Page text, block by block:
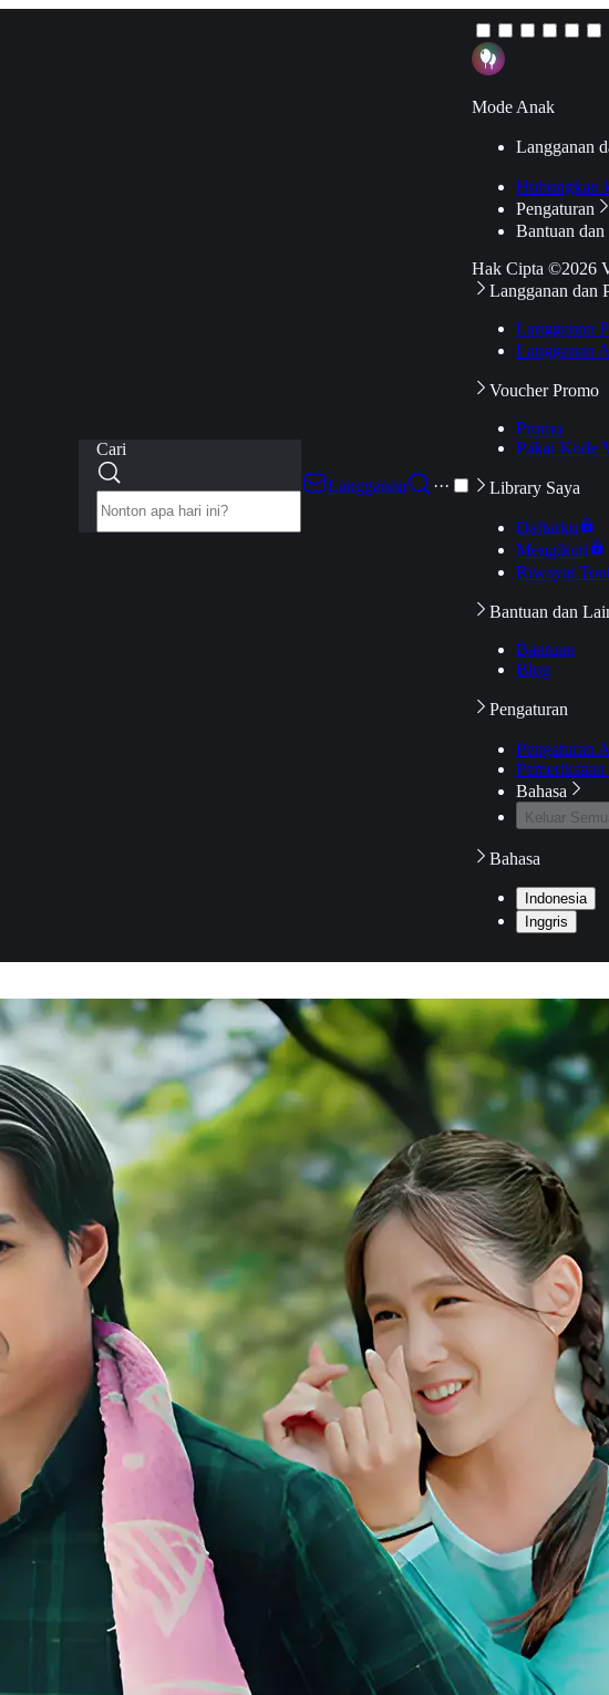
Cari
Langganan
···
Mode Anak
Langganan
Hubungkan
Pengaturan
Bantuan
Hak Cipta ©2026
Langganan dan
Langganan
Langganan
Voucher Promo
Promo
Pakai Kode
Library Saya
Daftarku
Mengikuti
Riwayat
Bantuan dan
Bantuan
Blog
Pengaturan
Pengaturan
Pemeriksaan
Bahasa
Keluar
Bahasa
Indonesia
Inggris